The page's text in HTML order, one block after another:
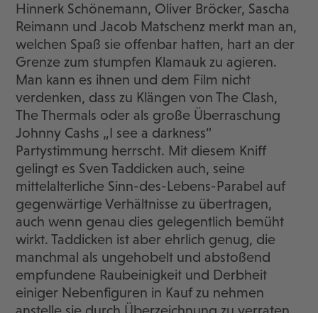
Hinnerk Schönemann, Oliver Bröcker, Sascha
Reimann und Jacob Matschenz merkt man an,
welchen Spaß sie offenbar hatten, hart an der
Grenze zum stumpfen Klamauk zu agieren.
Man kann es ihnen und dem Film nicht
verdenken, dass zu Klängen von The Clash,
The Thermals oder als große Überraschung
Johnny Cashs „I see a darkness“
Partystimmung herrscht. Mit diesem Kniff
gelingt es Sven Taddicken auch, seine
mittelalterliche Sinn-des-Lebens-Parabel auf
gegenwärtige Verhältnisse zu übertragen,
auch wenn genau dies gelegentlich bemüht
wirkt. Taddicken ist aber ehrlich genug, die
manchmal als ungehobelt und abstoßend
empfundene Raubeinigkeit und Derbheit
einiger Nebenfiguren in Kauf zu nehmen